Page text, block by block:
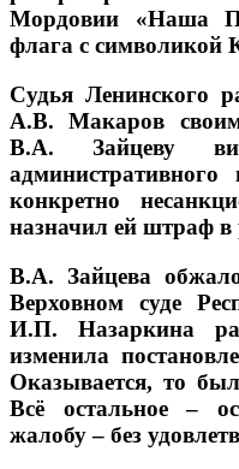
Мордовии «Наша
флага с
Судья Ленинского
А.В. Макаров своим
В.А. Зайцеву
конкретно
назначил ей штраф в
В.А. Зайцева
Верховном суде
И.П. Назаркина
изменила
Оказывается, то
Всё остальное –
жалобу – без